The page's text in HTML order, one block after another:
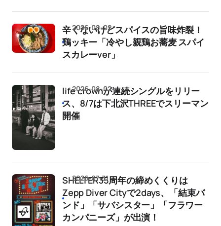
辛くないけどスパイスの旨味炸裂！
鶏ッキー「冷やし親鶏お蕎麦 スパイ
スカレーver」
2026-08-02
life crownが連続シングルをリリー
ス、8/7は下北沢THREEでスリーマン
開催
2026-08-02
SHELTER35周年の締めくくりは
Zepp Diver Cityで2days、「結束バ
ンド」「サバシスター」「フラワー
カンパニーズ」が出演！
2026-07-31